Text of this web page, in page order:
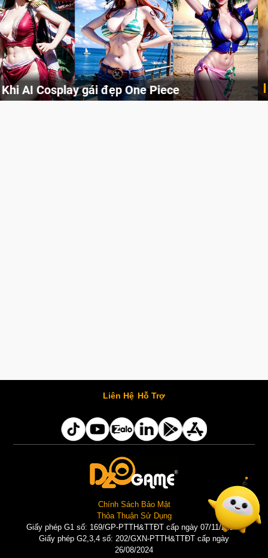
Cosplay Xiangling siêu cute
Liên Hệ Hỗ Trợ
Chính Sách Bảo Mật
Thỏa Thuận Sử Dụng
Giấy phép G1 số: 169/GP-PTTH&TTĐT cấp ngày 07/11/2025 |
Giấy phép G2,3,4 số: 202/GXN-PTTH&TTĐT cấp ngày
26/08/2024